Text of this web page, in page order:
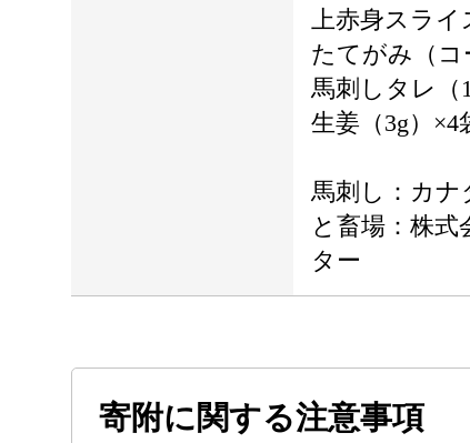
上赤身スライ
たてがみ（コ
馬刺しタレ（
生姜（3g）×4
馬刺し：カ
と畜場：株式
ター
寄附に関する注意事項